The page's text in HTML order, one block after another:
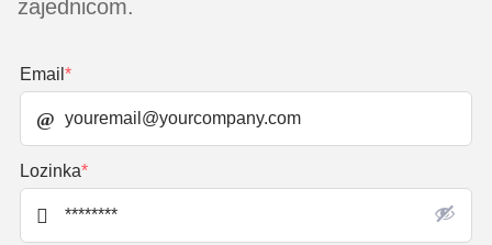
zajednicom.
Email *
Lozinka*